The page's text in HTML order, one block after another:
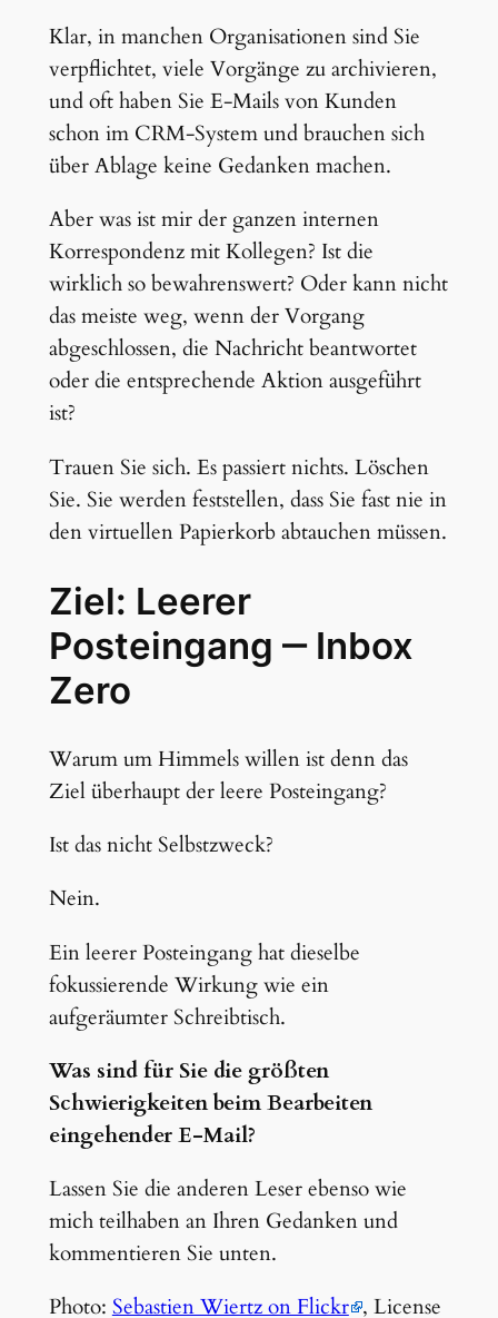
Klar, in manchen Organisationen sind Sie
verpflichtet, viele Vorgänge zu archivieren,
und oft haben Sie E-Mails von Kunden
schon im CRM-System und brauchen sich
über Ablage keine Gedanken machen.
Aber was ist mir der ganzen internen
Korrespondenz mit Kollegen? Ist die
wirklich so bewahrenswert? Oder kann nicht
das meiste weg, wenn der Vorgang
abgeschlossen, die Nachricht beantwortet
oder die entsprechende Aktion ausgeführt
ist?
Trauen Sie sich. Es passiert nichts. Löschen
Sie. Sie werden feststellen, dass Sie fast nie in
den virtuellen Papierkorb abtauchen müssen.
Ziel: Leerer
Posteingang ‒ Inbox
Zero
Warum um Himmels willen ist denn das
Ziel überhaupt der leere Posteingang?
Ist das nicht Selbstzweck?
Nein.
Ein leerer Posteingang hat dieselbe
fokussierende Wirkung wie ein
aufgeräumter Schreibtisch.
Was sind für Sie die größten
Schwierigkeiten beim Bearbeiten
eingehender E-Mail?
Lassen Sie die anderen Leser ebenso wie
mich teilhaben an Ihren Gedanken und
kommentieren Sie unten.
Photo: Sebastien Wiertz on Flickr , License